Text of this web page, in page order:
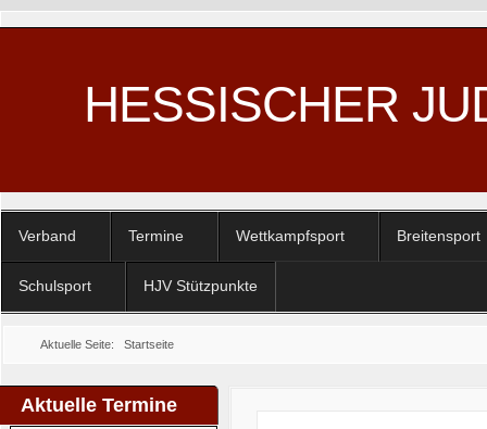
HESSISCHER
Verband Termine Wettkampfsport Breitensport
Schulsport HJV Stützpunkte
Aktuelle Seite: Startseite
Aktuelle Termine